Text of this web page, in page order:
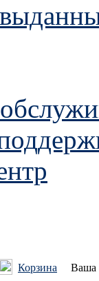
Корзина Ваша